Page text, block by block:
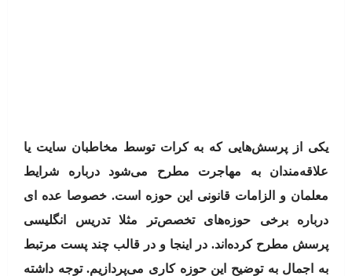
یکی از پرسش‌هایی که به کرات توسط مخاطبان سایت یا
علاقه‌مندان به مهاجرت مطرح می‌شود درباره شرایط
معلمان و الزامات قانونی این حوزه است. خصوصا عده ای
درباره برخی حوزه‌های تخصص‌تر مثلا تدریس انگلیسی
پرسش مطرح کرده‌اند. در اینجا و در قالب چند پست مرتبط
به اجمال به توضیح این حوزه کاری می‌پردازیم. توجه داشته